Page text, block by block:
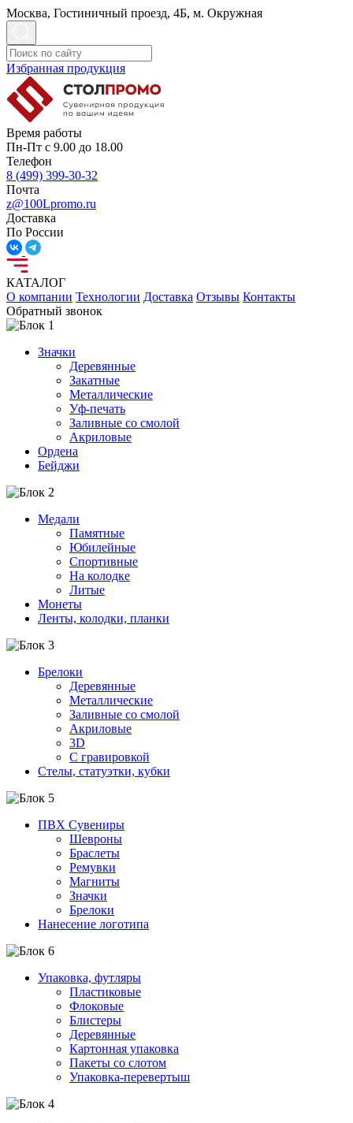
Москва, Гостиничный проезд, 4Б, м. Окружная
Избранная продукция
Время работы
Пн-Пт с 9.00 до 18.00
Телефон
8 (499) 399-30-32
Почта
z@100Lpromo.ru
Доставка
По России
КАТАЛОГ
О компании Технологии Доставка Отзывы Контакты
Обратный звонок
Значки
Деревянные
Закатные
Металлические
Уф-печать
Заливные со смолой
Акриловые
Ордена
Бейджи
Медали
Памятные
Юбилейные
Спортивные
На колодке
Литые
Монеты
Ленты, колодки, планки
Брелоки
Деревянные
Металлические
Заливные со смолой
Акриловые
3D
C гравировкой
Стелы, статуэтки, кубки
ПВХ Сувениры
Шевроны
Браслеты
Ремувки
Магниты
Значки
Брелоки
Нанесение логотипа
Упаковка, футляры
Пластиковые
Флоковые
Блистеры
Деревянные
Картонная упаковка
Пакеты со слотом
Упаковка-перевертыш